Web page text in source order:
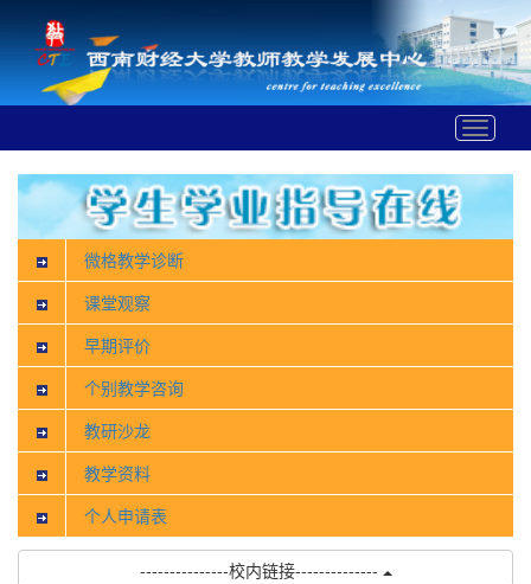
Toggle
微格教学诊断
课堂观察
早期评价
个别教学咨询
教研沙龙
教学资料
个人申请表
---------------校内链接--------------